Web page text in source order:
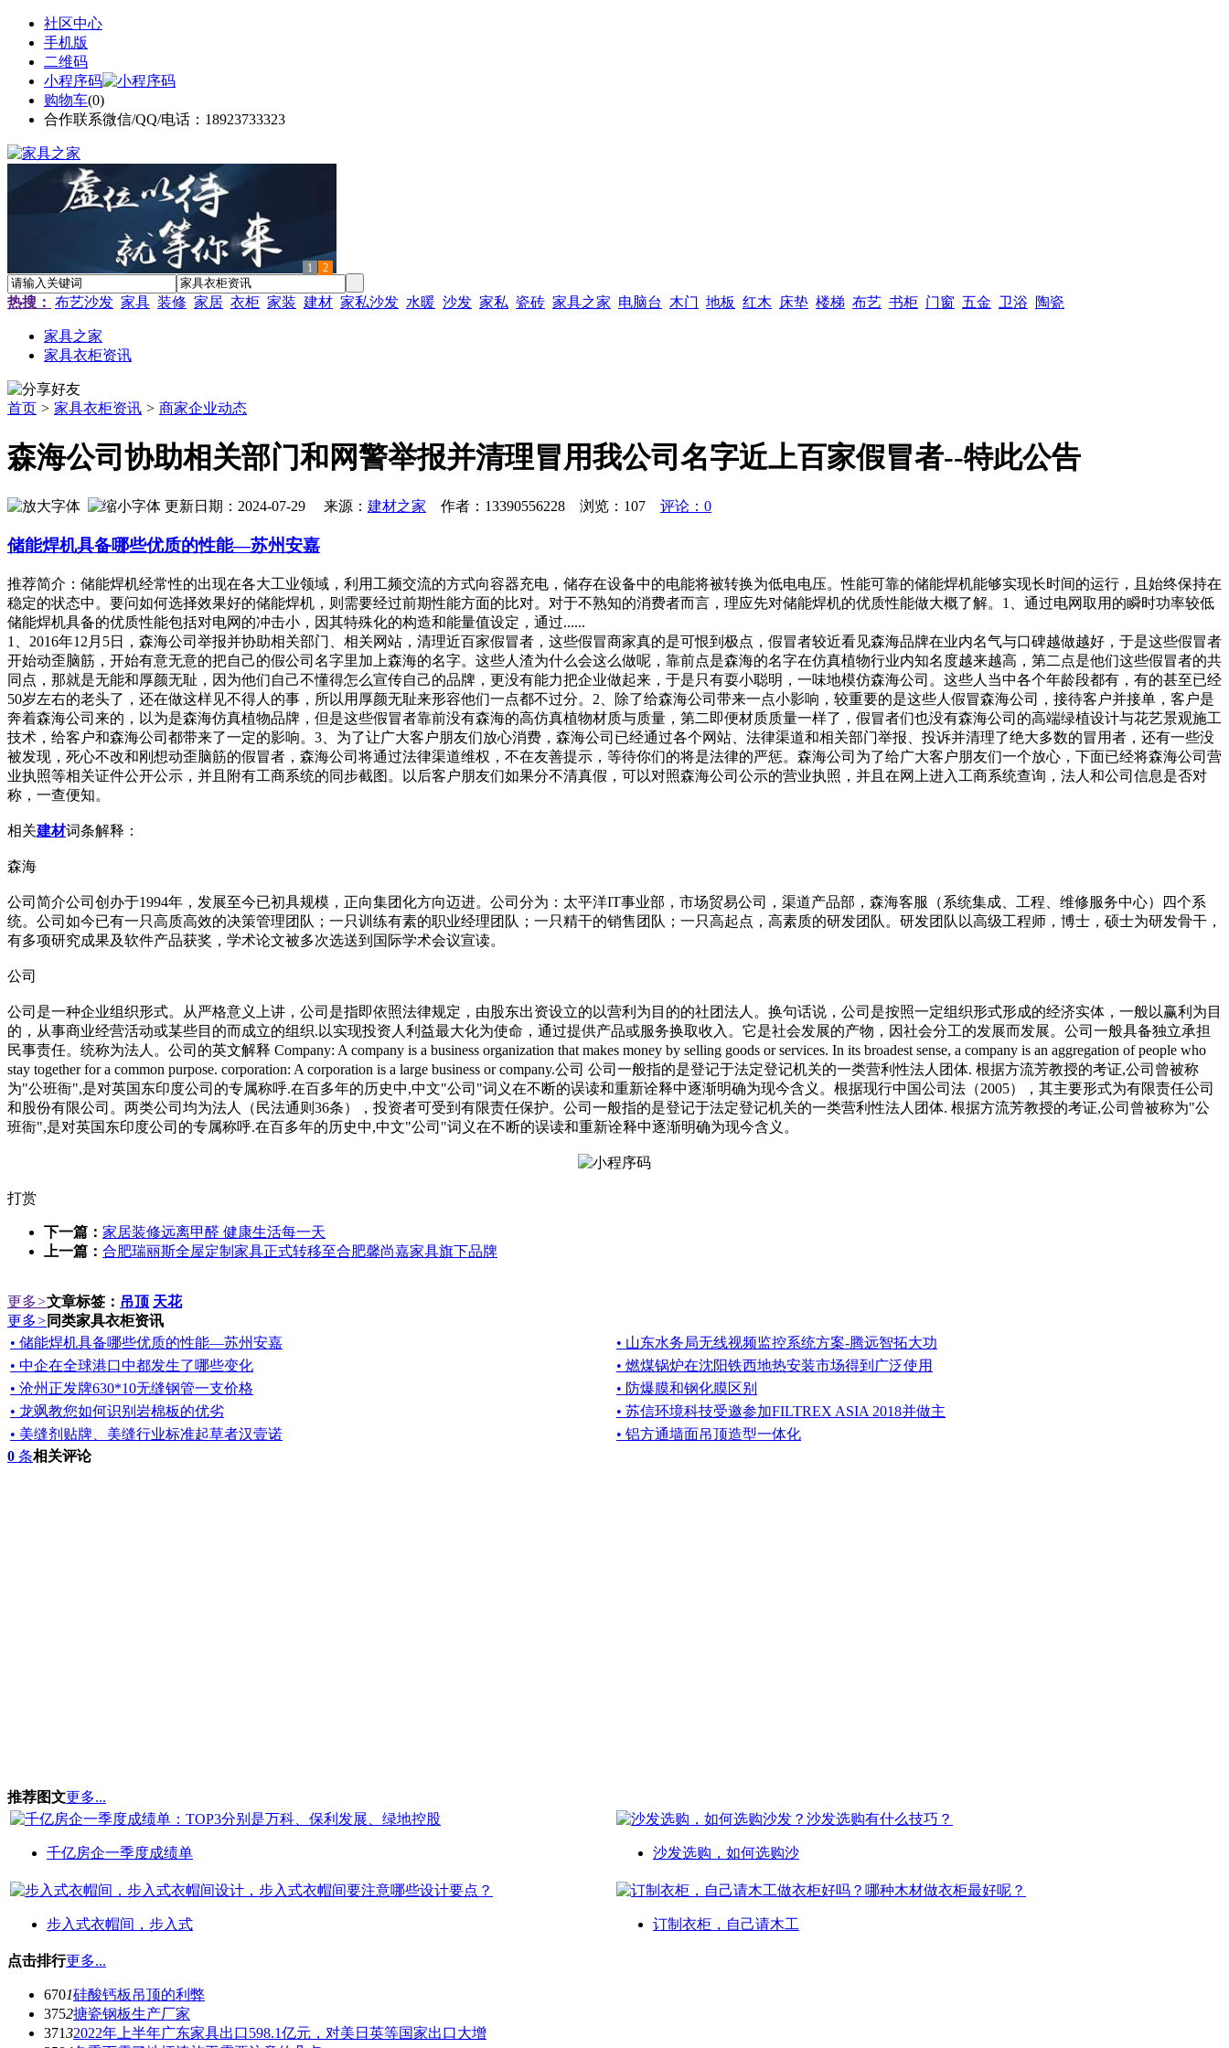
社区中心
手机版
二维码
小程序码
购物车(0)
合作联系微信/QQ/电话：18923733323
1 2
热搜： 布艺沙发 家具 装修 家居 衣柜 家装 建材 家私沙发 水暖 沙发 家私 瓷砖 家具之家 电脑台 木门 地板 红木 床垫 楼梯 布艺 书柜 门窗 五金 卫浴 陶瓷
家具之家
家具衣柜资讯
首页 > 家具衣柜资讯 > 商家企业动态
森海公司协助相关部门和网警举报并清理冒用我公司名字近上百家假冒者--特此公告
更新日期：2024-07-29 来源： 建材之家 作者：13390556228 浏览： 107 评论：0
储能焊机具备哪些优质的性能—苏州安嘉
推荐简介：储能焊机经常性的出现在各大工业领域，利用工频交流的方式向容器充电，储存在设备中的电能将被转换为低电电压。性能可靠的储能焊机能够实现长时间的运行，且始终保持在
稳定的状态中。要问如何选择效果好的储能焊机，则需要经过前期性能方面的比对。对于不熟知的消费者而言，理应先对储能焊机的优质性能做大概了解。1、通过电网取用的瞬时功率较低
储能焊机具备的优质性能包括对电网的冲击小，因其特殊化的构造和能量值设定，通过......
1、2016年12月5日，森海公司举报并协助相关部门、相关网站，清理近百家假冒者，这些假冒商家真的是可恨到极点，假冒者较近看见森海品牌在业内名气与口碑越做越好，于是这些假冒者
开始动歪脑筋，开始有意无意的把自己的假公司名字里加上森海的名字。这些人渣为什么会这么做呢，靠前点是森海的名字在仿真植物行业内知名度越来越高，第二点是他们这些假冒者的共
同点，那就是无能和厚颜无耻，因为他们自己不懂得怎么宣传自己的品牌，更没有能力把企业做起来，于是只有耍小聪明，一味地模仿森海公司。这些人当中各个年龄段都有，有的甚至已经
50岁左右的老头了，还在做这样见不得人的事，所以用厚颜无耻来形容他们一点都不过分。2、除了给森海公司带来一点小影响，较重要的是这些人假冒森海公司，接待客户并接单，客户是
奔着森海公司来的，以为是森海仿真植物品牌，但是这些假冒者靠前没有森海的高仿真植物材质与质量，第二即便材质质量一样了，假冒者们也没有森海公司的高端绿植设计与花艺景观施工
技术，给客户和森海公司都带来了一定的影响。3、为了让广大客户朋友们放心消费，森海公司已经通过各个网站、法律渠道和相关部门举报、投诉并清理了绝大多数的冒用者，还有一些没
被发现，死心不改和刚想动歪脑筋的假冒者，森海公司将通过法律渠道维权，不在友善提示，等待你们的将是法律的严惩。森海公司为了给广大客户朋友们一个放心，下面已经将森海公司营
业执照等相关证件公开公示，并且附有工商系统的同步截图。以后客户朋友们如果分不清真假，可以对照森海公司公示的营业执照，并且在网上进入工商系统查询，法人和公司信息是否对
称，一查便知。
相关建材词条解释：
森海
公司简介公司创办于1994年，发展至今已初具规模，正向集团化方向迈进。公司分为：太平洋IT事业部，市场贸易公司，渠道产品部，森海客服（系统集成、工程、维修服务中心）四个系
统。公司如今已有一只高质高效的决策管理团队；一只训练有素的职业经理团队；一只精干的销售团队；一只高起点，高素质的研发团队。研发团队以高级工程师，博士，硕士为研发骨干，
有多项研究成果及软件产品获奖，学术论文被多次选送到国际学术会议宣读。
公司
公司是一种企业组织形式。从严格意义上讲，公司是指即依照法律规定，由股东出资设立的以营利为目的的社团法人。换句话说，公司是按照一定组织形式形成的经济实体，一般以赢利为目
的，从事商业经营活动或某些目的而成立的组织.以实现投资人利益最大化为使命，通过提供产品或服务换取收入。它是社会发展的产物，因社会分工的发展而发展。公司一般具备独立承担
民事责任。统称为法人。公司的英文解释 Company: A company is a business organization that makes money by selling goods or services. In its broadest sense, a company is an aggregation of people who
stay together for a common purpose. corporation: A corporation is a large business or company.公司 公司一般指的是登记于法定登记机关的一类营利性法人团体. 根据方流芳教授的考证,公司曾被称
为"公班衙",是对英国东印度公司的专属称呼.在百多年的历史中,中文"公司"词义在不断的误读和重新诠释中逐渐明确为现今含义。根据现行中国公司法（2005），其主要形式为有限责任公司
和股份有限公司。两类公司均为法人（民法通则36条），投资者可受到有限责任保护。公司一般指的是登记于法定登记机关的一类营利性法人团体. 根据方流芳教授的考证,公司曾被称为"公
班衙",是对英国东印度公司的专属称呼.在百多年的历史中,中文"公司"词义在不断的误读和重新诠释中逐渐明确为现今含义。
打赏
下一篇： 家居装修远离甲醛 健康生活每一天
上一篇： 合肥瑞丽斯全屋定制家具正式转移至合肥馨尚嘉家具旗下品牌
更多>文章标签： 吊顶 天花
更多> 同类家具衣柜资讯
• 储能焊机具备哪些优质的性能—苏州安嘉
• 山东水务局无线视频监控系统方案-腾远智拓大功
• 中企在全球港口中都发生了哪些变化
• 燃煤锅炉在沈阳铁西地热安装市场得到广泛使用
• 沧州正发牌630*10无缝钢管一支价格
• 防爆膜和钢化膜区别
• 龙飒教您如何识别岩棉板的优劣
• 苏信环境科技受邀参加FILTREX ASIA 2018并做主
• 美缝剂贴牌、美缝行业标准起草者汉壹诺
• 铝方通墙面吊顶造型一体化
0 条相关评论
推荐图文更多...
千亿房企一季度成绩单 沙发选购，如何选购沙
步入式衣帽间，步入式 订制衣柜，自己请木工
点击排行更多...
6701硅酸钙板吊顶的利弊
3752搪瓷钢板生产厂家
37132022年上半年广东家具出口598.1亿元，对美日英等国家出口大增